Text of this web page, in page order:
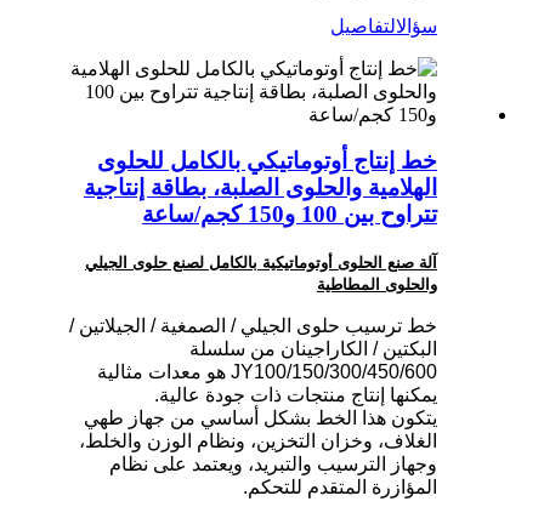
سؤالالتفاصيل
خط إنتاج أوتوماتيكي بالكامل للحلوى
الهلامية والحلوى الصلبة، بطاقة إنتاجية
تتراوح بين 100 و150 كجم/ساعة
آلة صنع الحلوى أوتوماتيكية بالكامل لصنع حلوى الجيلي
والحلوى المطاطية
خط ترسيب حلوى الجيلي / الصمغية / الجيلاتين /
البكتين / الكاراجينان من سلسلة
JY100/150/300/450/600 هو معدات مثالية
يمكنها إنتاج منتجات ذات جودة عالية.
يتكون هذا الخط بشكل أساسي من جهاز طهي
الغلاف، وخزان التخزين، ونظام الوزن والخلط،
وجهاز الترسيب والتبريد، ويعتمد على نظام
المؤازرة المتقدم للتحكم.